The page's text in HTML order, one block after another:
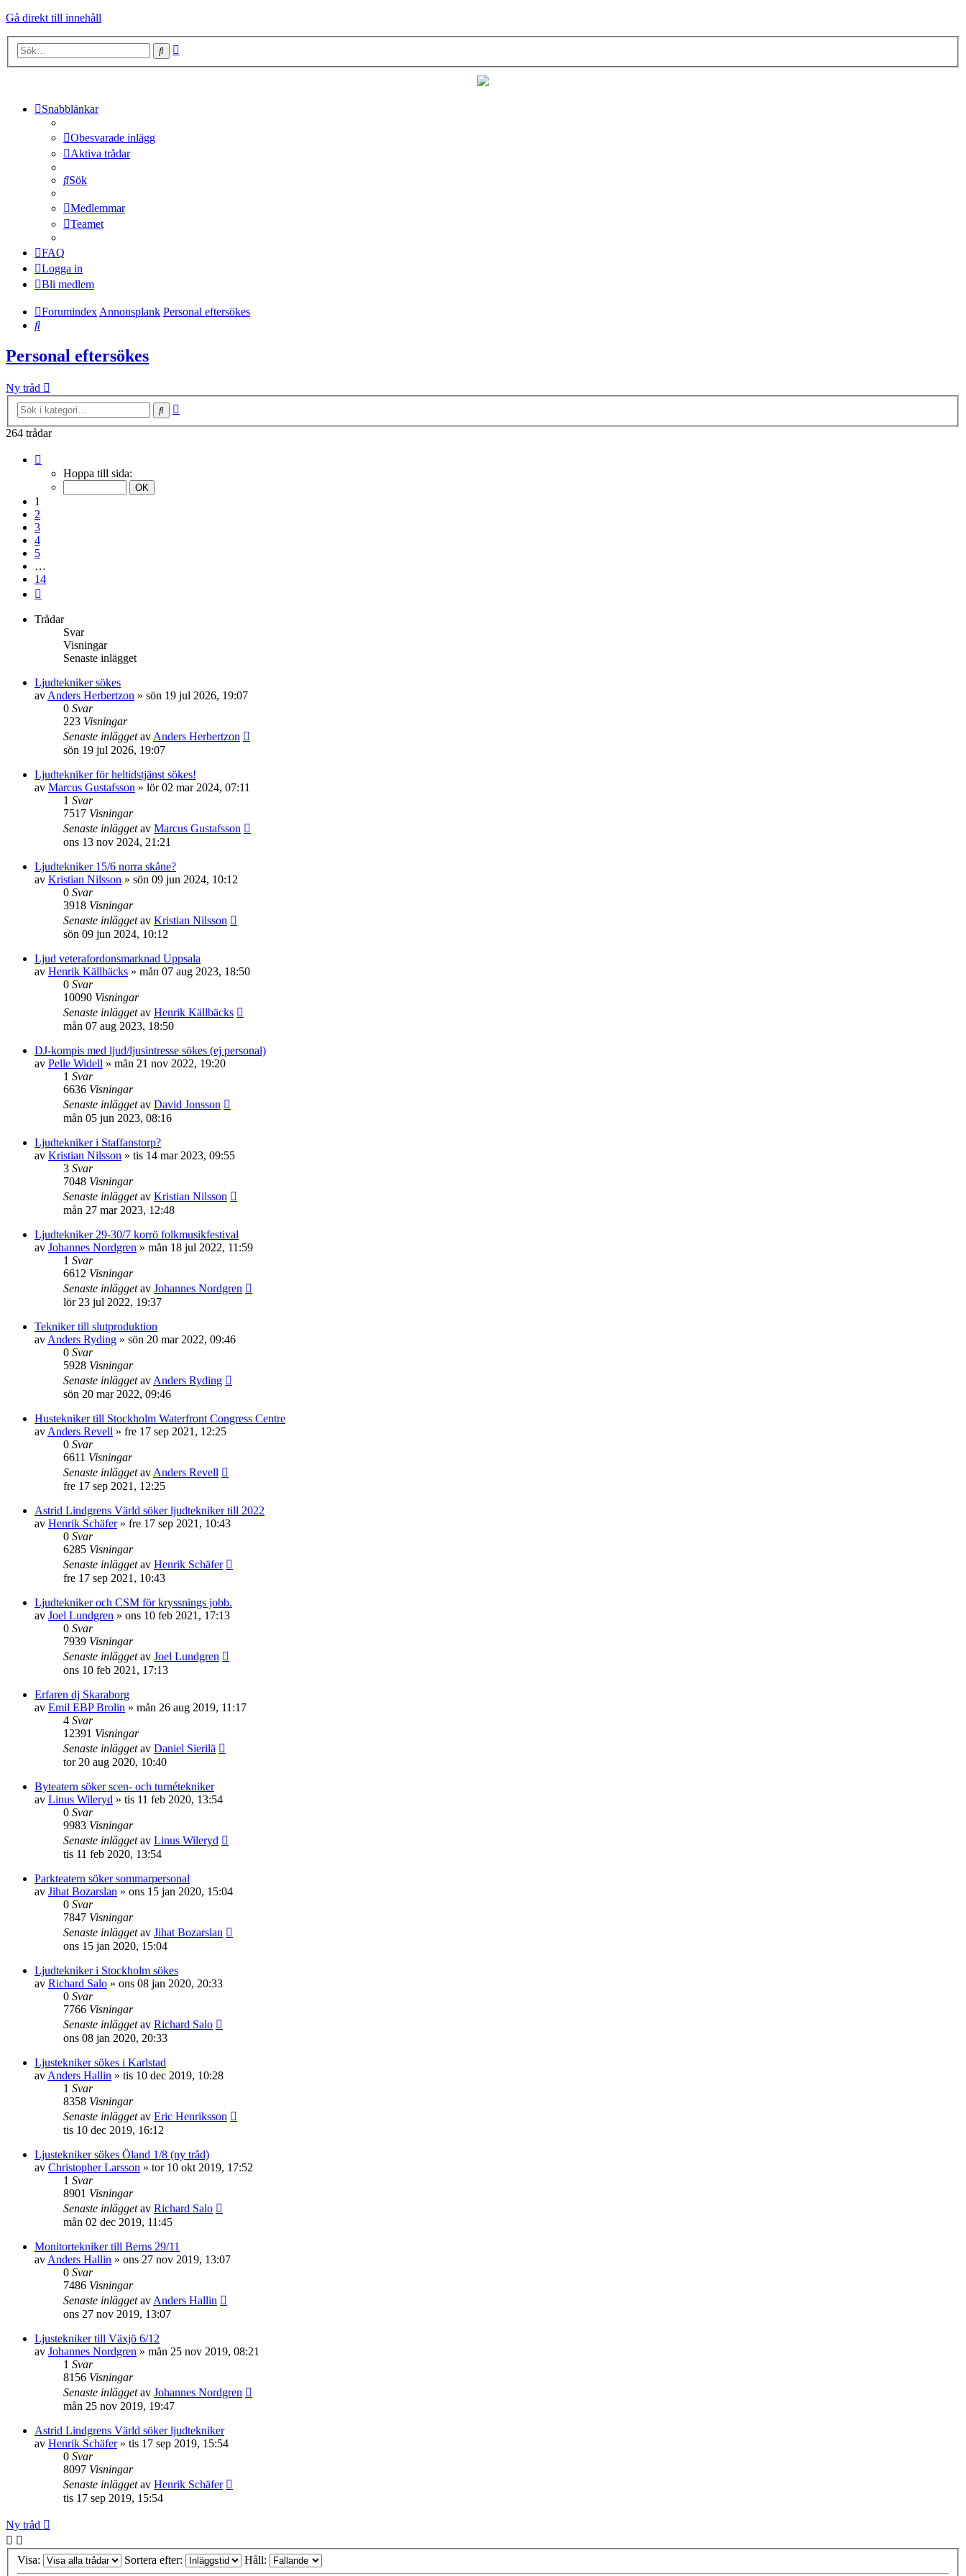
Gå direkt till innehåll
Sök
Snabblänkar
Obesvarade inlägg
Aktiva trådar
Sök
Medlemmar
Teamet
FAQ
Logga in
Bli medlem
Forumindex Annonsplank Personal eftersökes
Sök
Personal eftersökes
Ny tråd
Sök
264 trådar
Hoppa till sida:
1
2
3
4
5
…
14
Trådar
Svar
Visningar
Senaste inlägget
Ljudtekniker sökes
av Anders Herbertzon » sön 19 jul 2026, 19:07
0 Svar
223 Visningar
Senaste inläggetav Anders Herbertzon
sön 19 jul 2026, 19:07
Ljudtekniker för heltidstjänst sökes!
av Marcus Gustafsson » lör 02 mar 2024, 07:11
1 Svar
7517 Visningar
Senaste inläggetav Marcus Gustafsson
ons 13 nov 2024, 21:21
Ljudtekniker 15/6 norra skåne?
av Kristian Nilsson » sön 09 jun 2024, 10:12
0 Svar
3918 Visningar
Senaste inläggetav Kristian Nilsson
sön 09 jun 2024, 10:12
Ljud veterafordonsmarknad Uppsala
av Henrik Källbäcks » mån 07 aug 2023, 18:50
0 Svar
10090 Visningar
Senaste inläggetav Henrik Källbäcks
mån 07 aug 2023, 18:50
DJ-kompis med ljud/ljusintresse sökes (ej personal)
av Pelle Widell » mån 21 nov 2022, 19:20
1 Svar
6636 Visningar
Senaste inläggetav David Jonsson
mån 05 jun 2023, 08:16
Ljudtekniker i Staffanstorp?
av Kristian Nilsson » tis 14 mar 2023, 09:55
3 Svar
7048 Visningar
Senaste inläggetav Kristian Nilsson
mån 27 mar 2023, 12:48
Ljudtekniker 29-30/7 korrö folkmusikfestival
av Johannes Nordgren » mån 18 jul 2022, 11:59
1 Svar
6612 Visningar
Senaste inläggetav Johannes Nordgren
lör 23 jul 2022, 19:37
Tekniker till slutproduktion
av Anders Ryding » sön 20 mar 2022, 09:46
0 Svar
5928 Visningar
Senaste inläggetav Anders Ryding
sön 20 mar 2022, 09:46
Hustekniker till Stockholm Waterfront Congress Centre
av Anders Revell » fre 17 sep 2021, 12:25
0 Svar
6611 Visningar
Senaste inläggetav Anders Revell
fre 17 sep 2021, 12:25
Astrid Lindgrens Värld söker ljudtekniker till 2022
av Henrik Schäfer» fre 17 sep 2021, 10:43
0 Svar
6285 Visningar
Senaste inläggetav Henrik Schäfer
fre 17 sep 2021, 10:43
Ljudtekniker och CSM för kryssnings jobb.
av Joel Lundgren » ons 10 feb 2021, 17:13
0 Svar
7939 Visningar
Senaste inläggetav Joel Lundgren
ons 10 feb 2021, 17:13
Erfaren dj Skaraborg
av Emil EBP Brolin » mån 26 aug 2019, 11:17
4 Svar
12391 Visningar
Senaste inläggetav Daniel Sierilä
tor 20 aug 2020, 10:40
Byteatern söker scen- och turnétekniker
av Linus Wileryd » tis 11 feb 2020, 13:54
0 Svar
9983 Visningar
Senaste inläggetav Linus Wileryd
tis 11 feb 2020, 13:54
Parkteatern söker sommarpersonal
av Jihat Bozarslan » ons 15 jan 2020, 15:04
0 Svar
7847 Visningar
Senaste inläggetav Jihat Bozarslan
ons 15 jan 2020, 15:04
Ljudtekniker i Stockholm sökes
av Richard Salo » ons 08 jan 2020, 20:33
0 Svar
7766 Visningar
Senaste inläggetav Richard Salo
ons 08 jan 2020, 20:33
Ljustekniker sökes i Karlstad
av Anders Hallin » tis 10 dec 2019, 10:28
1 Svar
8358 Visningar
Senaste inläggetav Eric Henriksson
tis 10 dec 2019, 16:12
Ljustekniker sökes Öland 1/8 (ny tråd)
av Christopher Larsson » tor 10 okt 2019, 17:52
1 Svar
8901 Visningar
Senaste inläggetav Richard Salo
mån 02 dec 2019, 11:45
Monitortekniker till Berns 29/11
av Anders Hallin » ons 27 nov 2019, 13:07
0 Svar
7486 Visningar
Senaste inläggetav Anders Hallin
ons 27 nov 2019, 13:07
Ljustekniker till Växjö 6/12
av Johannes Nordgren » mån 25 nov 2019, 08:21
1 Svar
8156 Visningar
Senaste inläggetav Johannes Nordgren
mån 25 nov 2019, 19:47
Astrid Lindgrens Värld söker ljudtekniker
av Henrik Schäfer» tis 17 sep 2019, 15:54
0 Svar
8097 Visningar
Senaste inläggetav Henrik Schäfer
tis 17 sep 2019, 15:54
Ny tråd
Visa: Sortera efter: Håll: